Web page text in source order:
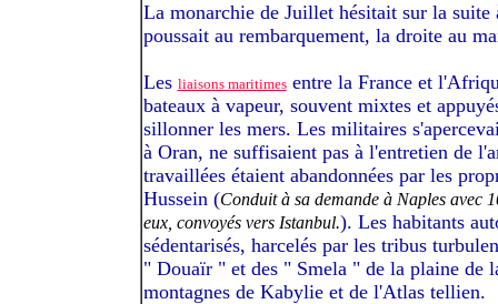
La monarchie de Juillet hésitait sur la
poussait au rembarquement, la droite au
Les liaisons maritimesentre la France et
bateaux à vapeur, souvent mixtes et
sillonner les mers. Les militaires
à Oran, ne suffisaient pas à l'entretien de
travaillées étaient abandonnées par les
Hussein (Conduit à sa demande à Naples avec
eux, convoyés vers Istanbul.). Les habitants
sédentarisés, harcelés par les tribus
" Douaïr " et des " Smela " de la plaine de
montagnes de Kabylie et de l'Atlas tellien.